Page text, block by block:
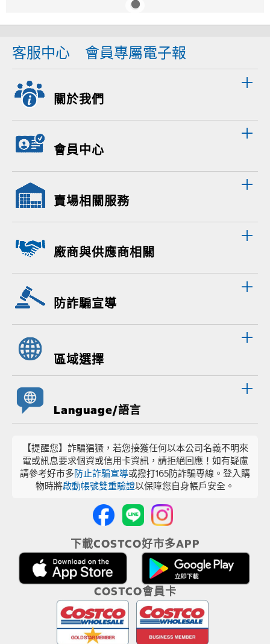
客服中心 會員專屬電子報
關於我們
會員中心
賣場相關服務
廠商與供應商相關
防詐騙宣導
區域選擇
Language/語言
【提醒您】詐騙猖獗，若您接獲任何以本公司名義不明來
電或訊息要求個資或信用卡資訊，請拒絕回應！如有疑慮
請參考好市多防止詐騙宣導或撥打165防詐騙專線。登入購
物時將啟動帳號雙重驗證以保障您自身帳戶安全。
下載COSTCO好市多APP
COSTCO會員卡